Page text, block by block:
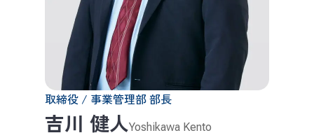
取締役 / 事業管理部 部長
吉川 健人Yoshikawa Kento